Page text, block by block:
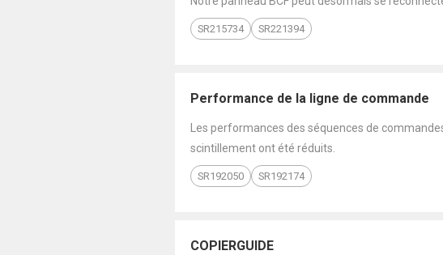
SR215734 SR221394
Performance de la ligne de commande
Les performances des séquences de
scintillement ont été réduits.
SR192050 SR192174
COPIERGUIDE